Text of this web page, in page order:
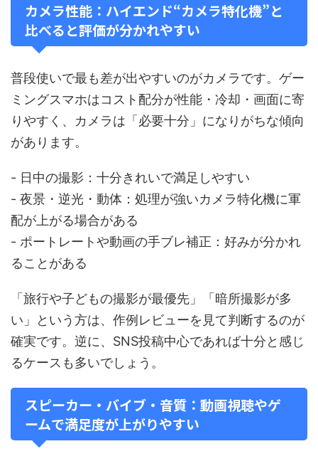
カメラ性能：ハイエンド“カメラ特化機”と
比べると評価が分かれやすい
普段使いで最も差が出やすいのがカメラです。ゲー
ミングスマホはコスト配分が性能・冷却・画面に寄
りやすく、カメラは「必要十分」になりがちな傾向
があります。
- 日中の撮影：十分きれいで満足しやすい
- 夜景・逆光・動体：処理が強いカメラ特化機に軍
配が上がる場合がある
- ポートレートや動画の手ブレ補正：好みが分かれ
ることがある
「旅行や子どもの撮影が最優先」「暗所撮影が多
い」という方は、作例レビューを見て判断するのが
確実です。逆に、SNS投稿中心であれば十分と感じ
るケースも多いでしょう。
スピーカー・バイブ・音質：動画視聴やゲ
ームで満足度が上がりやすい